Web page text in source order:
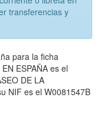
transferencias y
para la ficha
ESPAÑA es el
DE LA
NIF es el W0081547B